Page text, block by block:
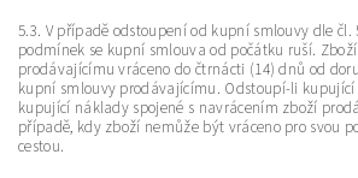
5.3. V případě odstoupení od kupní smlouvy dle čl.
podmínek se kupní smlouva od počátku ruší.
prodávajícímu vráceno do čtrnácti (14) dnů od
kupní smlouvy prodávajícímu. Odstoupí-li
kupující náklady spojené s navrácením zboží
případě, kdy zboží nemůže být vráceno pro svou
cestou.